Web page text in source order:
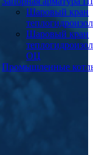
Шаровый кран
Шаровый кран
ОЦ
Промышленные